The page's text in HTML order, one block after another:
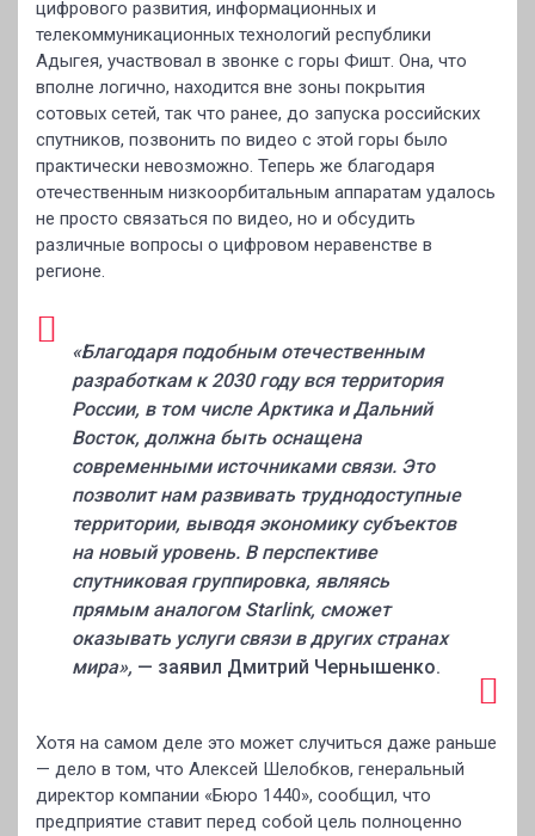
цифрового развития, информационных и
телекоммуникационных технологий республики
Адыгея, участвовал в звонке с горы Фишт. Она, что
вполне логично, находится вне зоны покрытия
сотовых сетей, так что ранее, до запуска российских
спутников, позвонить по видео с этой горы было
практически невозможно. Теперь же благодаря
отечественным низкоорбитальным аппаратам удалось
не просто связаться по видео, но и обсудить
различные вопросы о цифровом неравенстве в
регионе.
«Благодаря подобным отечественным
разработкам к 2030 году вся территория
России, в том числе Арктика и Дальний
Восток, должна быть оснащена
современными источниками связи. Это
позволит нам развивать труднодоступные
территории, выводя экономику субъектов
на новый уровень. В перспективе
спутниковая группировка, являясь
прямым аналогом Starlink, сможет
оказывать услуги связи в других странах
мира», — заявил Дмитрий Чернышенко.
Хотя на самом деле это может случиться даже раньше
— дело в том, что Алексей Шелобков, генеральный
директор компании «Бюро 1440», сообщил, что
предприятие ставит перед собой цель полноценно